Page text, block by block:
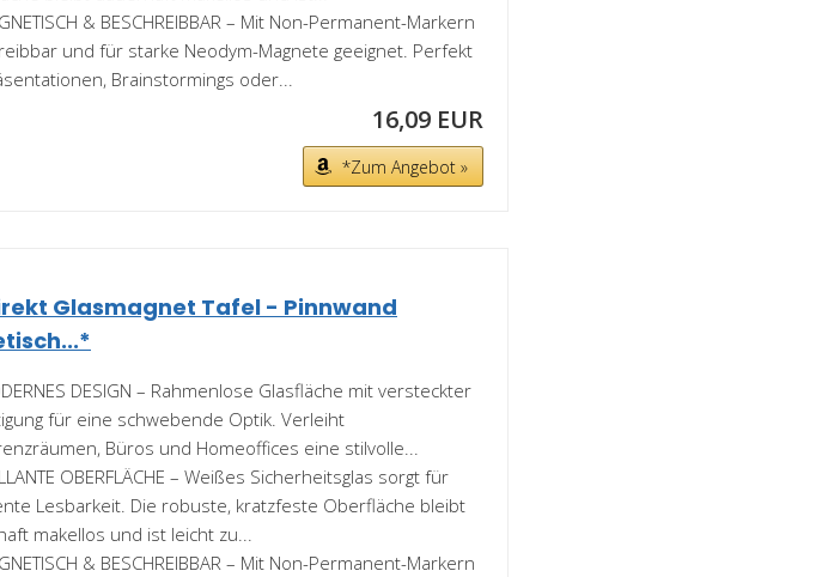
& BESCHREIBBAR – Mit Non-Permanent-Markern
und für starke Neodym-Magnete geeignet. Perfekt
Brainstormings oder...
16,09 EUR
*Zum Angebot »
Glasmagnet Tafel - Pinnwand
DESIGN – Rahmenlose Glasfläche mit versteckter
für eine schwebende Optik. Verleiht
Büros und Homeoffices eine stilvolle...
OBERFLÄCHE – Weißes Sicherheitsglas sorgt für
Lesbarkeit. Die robuste, kratzfeste Oberfläche bleibt
makellos und ist leicht zu...
& BESCHREIBBAR – Mit Non-Permanent-Markern